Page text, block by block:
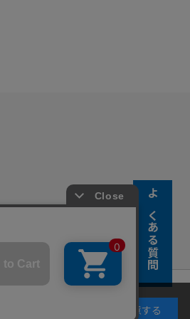
よくある質問
す。詳細については
同意する